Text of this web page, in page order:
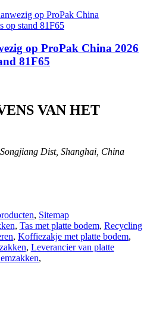
op ProPak China 2026
81F65
VAN HET
Dist, Shanghai, China
, Sitemap
, Tas met platte bodem, Recycling
, Koffiezakje met platte bodem,
, Leverancier van platte
,